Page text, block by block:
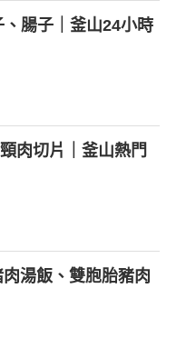
、腸子｜釜山24小時
肉切片｜釜山熱門
湯飯、雙胞胎豬肉